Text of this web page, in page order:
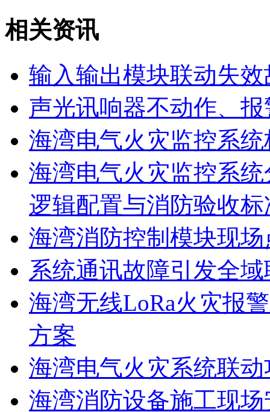
相关资讯
输入输出模块联动失效
声光讯响器不动作、
海湾电气火灾监控系
海湾电气火灾监控系
逻辑配置与消防验收标
海湾消防控制模块现
系统通讯故障引发全
海湾无线LoRa火灾报
方案
海湾电气火灾系统联
海湾消防设备施工现